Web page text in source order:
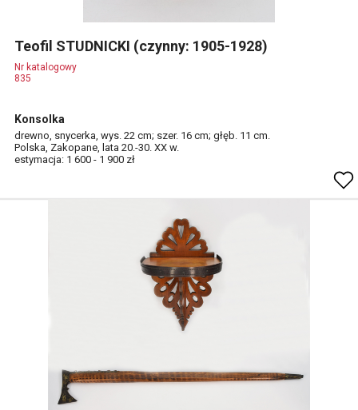
Teofil STUDNICKI (czynny: 1905-1928)
Nr katalogowy
835
Konsolka
drewno, snycerka, wys. 22 cm; szer. 16 cm; głęb. 11 cm.
Polska, Zakopane, lata 20.-30. XX w.
estymacja: 1 600 - 1 900 zł